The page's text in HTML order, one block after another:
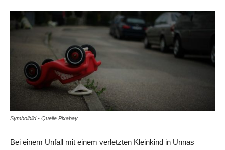
Symbolbild - Quelle Pixabay
Bei einem Unfall mit einem verletzten Kleinkind in Unnas